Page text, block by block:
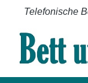
Hauptinhalt
Zur Suche
Zur
Telefonische